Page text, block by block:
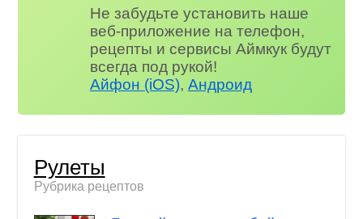
Не забудьте установить наше
веб-приложение на телефон,
рецепты и сервисы Аймкук будут
всегда под рукой!
Айфон (iOS),Андроид
Рулеты
Рубрика рецептов